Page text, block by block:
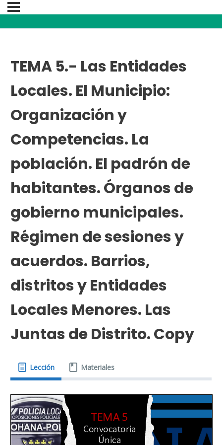
TEMA 5.- Las Entidades
Locales. El Municipio:
Organización y
Competencias. La
población. El padrón de
habitantes. Órganos de
gobierno municipales.
Régimen de sesiones y
acuerdos. Barrios,
distritos y Entidades
Locales Menores. Las
Juntas de Distrito. Copy
Lección Materiales